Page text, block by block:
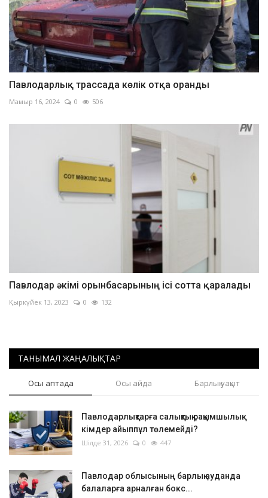
Павлодарлық трассада көлік отқа оранды
Мамыр 16, 2024 0 506
Павлодар әкімі орынбасарының ісі сотта қаралады
Қыркүйек 13, 2023 0 132
ТАНЫМАЛ ЖАҢАЛЫҚТАР
Осы аптада Осы айда Барлық уақыт
Павлодарлықтарға салықтық рақымшылық:
кімдер айыппұл төлемейді?
Шілде 31, 2026 0 447
Павлодар облысының барлық ауданда
балаларға арналған бокс...